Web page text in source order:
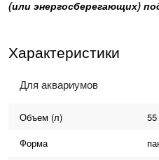
(или энергосберегающих)
Характеристики
Для аквариумов
Объем (л)
55
Форма